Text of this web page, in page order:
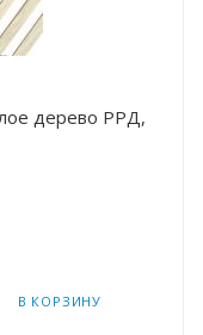
В КОРЗИНУ